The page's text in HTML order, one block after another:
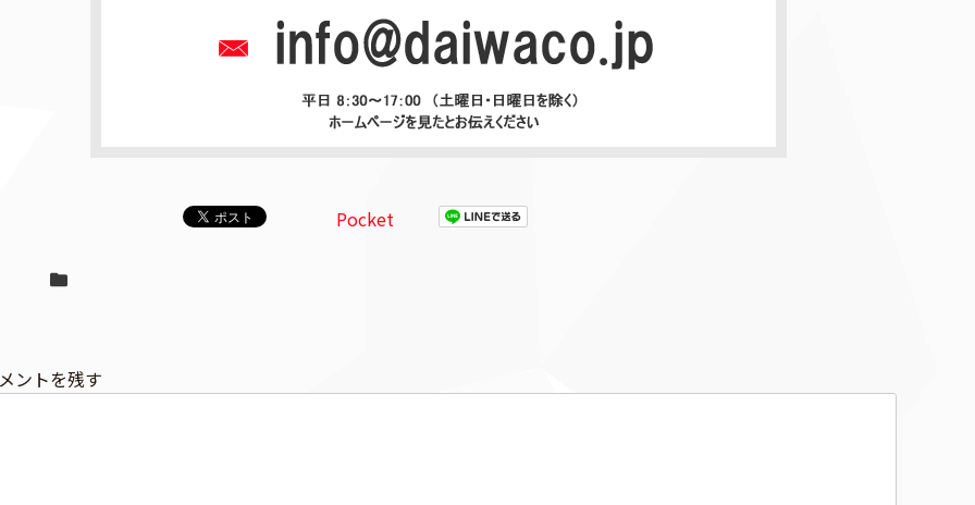
Pocket
ントを残す